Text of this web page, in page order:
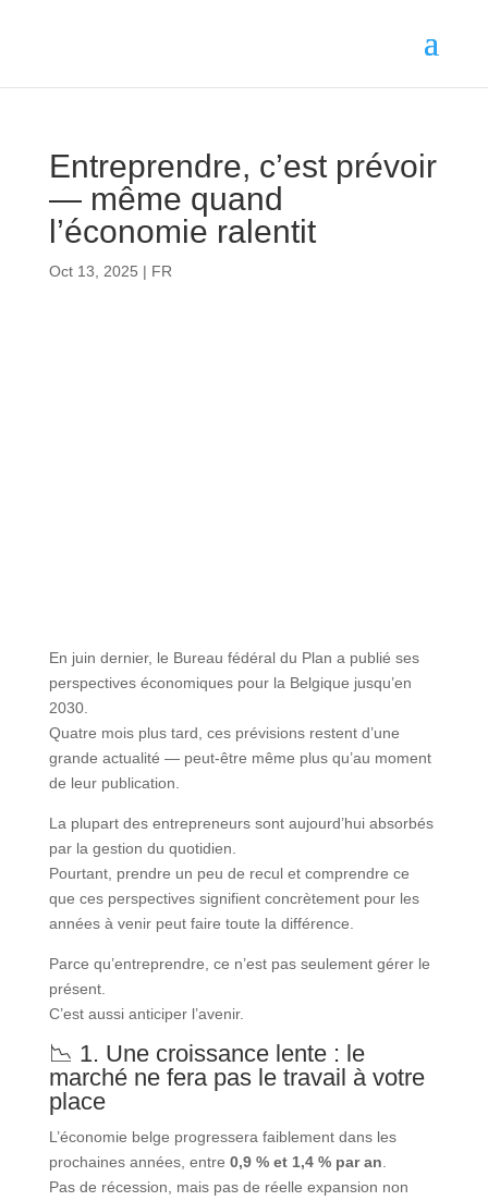
Entreprendre, c’est prévoir
— même quand
l’économie ralentit
Oct 13, 2025 | FR
En juin dernier, le Bureau fédéral du Plan a publié ses
perspectives économiques pour la Belgique jusqu’en
2030.
Quatre mois plus tard, ces prévisions restent d’une
grande actualité — peut-être même plus qu’au moment
de leur publication.
La plupart des entrepreneurs sont aujourd’hui absorbés
par la gestion du quotidien.
Pourtant, prendre un peu de recul et comprendre ce
que ces perspectives signifient concrètement pour les
années à venir peut faire toute la différence.
Parce qu’entreprendre, ce n’est pas seulement gérer le
présent.
C’est aussi anticiper l’avenir.
📉 1. Une croissance lente : le
marché ne fera pas le travail à votre
place
L’économie belge progressera faiblement dans les
prochaines années, entre 0,9 % et 1,4 % par an
Pas de récession, mais pas de réelle expansion non